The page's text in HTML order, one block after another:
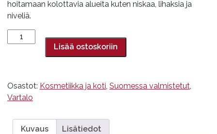
hoitamaan kolottavia alueita kuten niskaa, lihaksia ja
niveliä.
Kipu
hoitoöljy
määrä
Lisää ostoskoriin
Osastot: Kosmetiikka ja koti Suomessa valmistetut
Vartalo
Kuvaus Lisätiedot